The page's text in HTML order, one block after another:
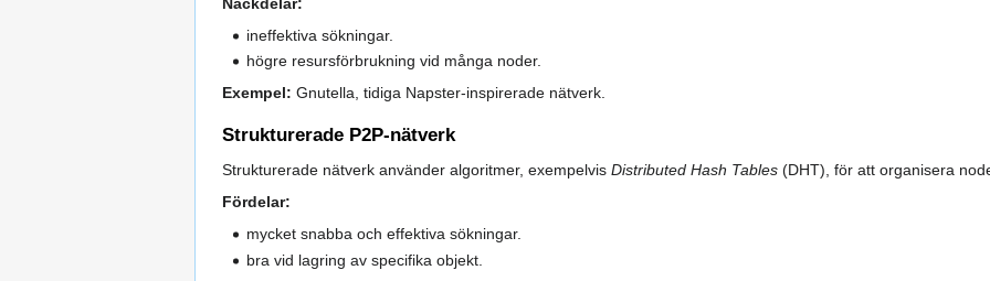
ineffektiva sökningar.
högre resursförbrukning vid många noder.
Exempel: Gnutella, tidiga Napster-inspirerade nätverk.
Strukturerade P2P-nätverk
Strukturerade nätverk använder algoritmer, exempelvis Distributed Hash Tables (DHT), för att organisera
Fördelar:
mycket snabba och effektiva sökningar.
bra vid lagring av specifika objekt.